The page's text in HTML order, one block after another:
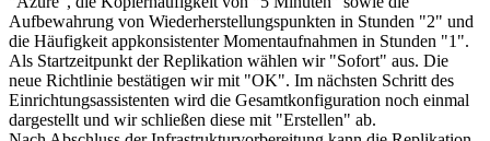
Aufbewahrung von Wiederherstellungspunkten in Stunden "2" und
die Häufigkeit appkonsistenter Momentaufnahmen in Stunden "1".
Als Startzeitpunkt der Replikation wählen wir "Sofort" aus. Die
neue Richtlinie bestätigen wir mit "OK". Im nächsten Schritt des
Einrichtungsassistenten wird die Gesamtkonfiguration noch einmal
dargestellt und wir schließen diese mit "Erstellen" ab.